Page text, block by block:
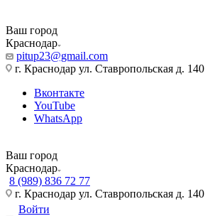
Ваш город
Краснодар
pitup23@gmail.com
г. Краснодар ул. Ставропольская д. 140
Вконтакте
YouTube
WhatsApp
Ваш город
Краснодар
8 (989) 836 72 77
г. Краснодар ул. Ставропольская д. 140
Войти